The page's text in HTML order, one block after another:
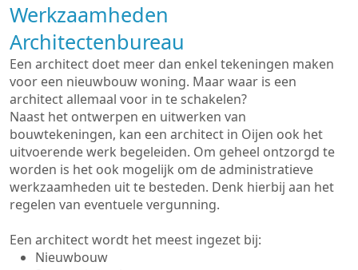
Werkzaamheden
Architectenbureau
Een architect doet meer dan enkel tekeningen maken
voor een nieuwbouw woning. Maar waar is een
architect allemaal voor in te schakelen?
Naast het ontwerpen en uitwerken van
bouwtekeningen, kan een architect in Oijen ook het
uitvoerende werk begeleiden. Om geheel ontzorgd te
worden is het ook mogelijk om de administratieve
werkzaamheden uit te besteden. Denk hierbij aan het
regelen van eventuele vergunning.
Een architect wordt het meest ingezet bij:
Nieuwbouw